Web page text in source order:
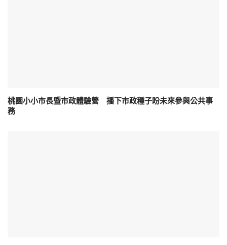
桃園小小市長暨市政體驗營 播下市政種子盼未來參與公共事
務